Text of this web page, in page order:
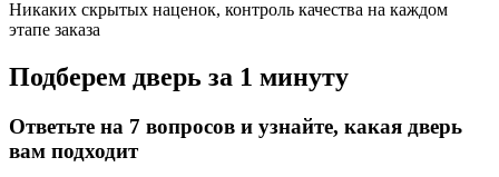
Никаких скрытых наценок, контроль качества на каждом
этапе заказа
Подберем дверь за 1 минуту
Ответьте на 7 вопросов и узнайте, какая дверь
вам подходит